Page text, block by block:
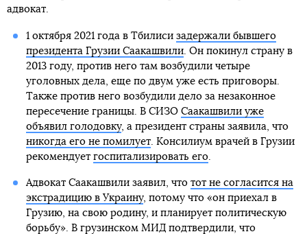
адвокат.
1 октября 2021 года в Тбилиси задержали бывшего
президента Грузии Саакашвили. Он покинул страну в
2013 году, против него там возбудили четыре
уголовных дела, еще по двум уже есть приговоры.
Также против него возбудили дело за незаконное
пересечение границы. В СИЗО Саакашвили уже
объявил голодовку, а президент страны заявила, что
никогда его не помилует. Консилиум врачей в Грузии
рекомендует госпитализировать его.
Адвокат Саакашвили заявил, что тот не согласится на
экстрадицию в Украину, потому что «он приехал в
Грузию, на свою родину, и планирует политическую
борьбу». В грузинском МИД подтвердили, что